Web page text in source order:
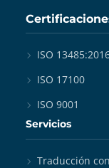
ISO
ISO 17100
ISO 9001
Servicios
Traducción